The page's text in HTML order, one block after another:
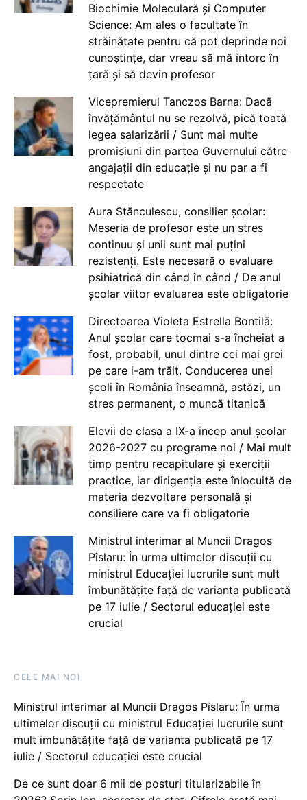
Biochimie Moleculară și Computer
Science: Am ales o facultate în
străinătate pentru că pot deprinde noi
cunoștințe, dar vreau să mă întorc în
țară și să devin profesor
Vicepremierul Tanczos Barna: Dacă
învățământul nu se rezolvă, pică toată
legea salarizării / Sunt mai multe
promisiuni din partea Guvernului către
angajații din educație și nu par a fi
respectate
Aura Stănculescu, consilier școlar:
Meseria de profesor este un stres
continuu și unii sunt mai puțini
rezistenți. Este necesară o evaluare
psihiatrică din când în când / De anul
școlar viitor evaluarea este obligatorie
Directoarea Violeta Estrella Bontilă:
Anul școlar care tocmai s-a încheiat a
fost, probabil, unul dintre cei mai grei
pe care i-am trăit. Conducerea unei
școli în România înseamnă, astăzi, un
stres permanent, o muncă titanică
Elevii de clasa a IX-a încep anul școlar
2026-2027 cu programe noi / Mai mult
timp pentru recapitulare și exerciții
practice, iar dirigenția este înlocuită de
materia dezvoltare personală și
consiliere care va fi obligatorie
Ministrul interimar al Muncii Dragos
Pîslaru: În urma ultimelor discuții cu
ministrul Educației lucrurile sunt mult
îmbunătățite față de varianta publicată
pe 17 iulie / Sectorul educației este
crucial
CELE MAI NOI
Ministrul interimar al Muncii Dragos Pîslaru: În urma
ultimelor discuții cu ministrul Educației lucrurile sunt
mult îmbunătățite față de varianta publicată pe 17
iulie / Sectorul educației este crucial
De ce sunt doar 6 mii de posturi titularizabile în